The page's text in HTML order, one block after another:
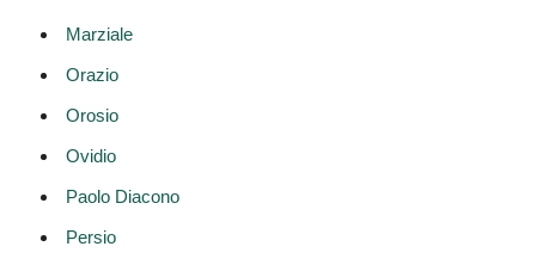
Marziale
Orazio
Orosio
Ovidio
Paolo Diacono
Persio